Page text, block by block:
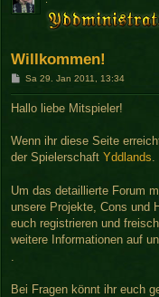
Willkommen!
B
t
g
Sa 29. Jan 2011, 13:34
Hallo liebe Mitspieler!
Wenn ihr diese Seite
der Spielerschaft Yddlands
Um das detaillierte Forum
unsere Projekte, Cons und
euch registrieren und
weitere Informationen auf
Bei Fragen könnt ihr euch